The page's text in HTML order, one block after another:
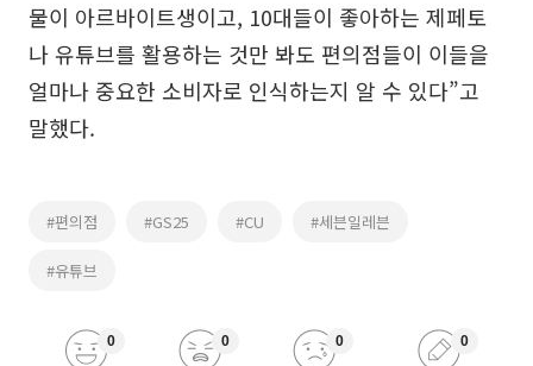
물이 아르바이트생이고, 10대들이 좋아하는 제페토
나 유튜브를 활용하는 것만 봐도 편의점들이 이들을
얼마나 중요한 소비자로 인식하는지 알 수 있다”고
말했다.
#편의점 #GS25 #CU #세븐일레븐
#유튜브
0 0 0 0